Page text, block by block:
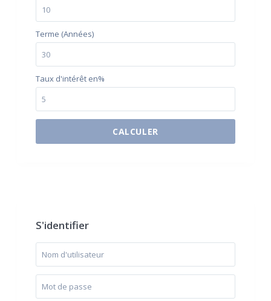
Terme (Années)
Taux d'intérêt en%
CALCULER
$500 / month
S'identifier